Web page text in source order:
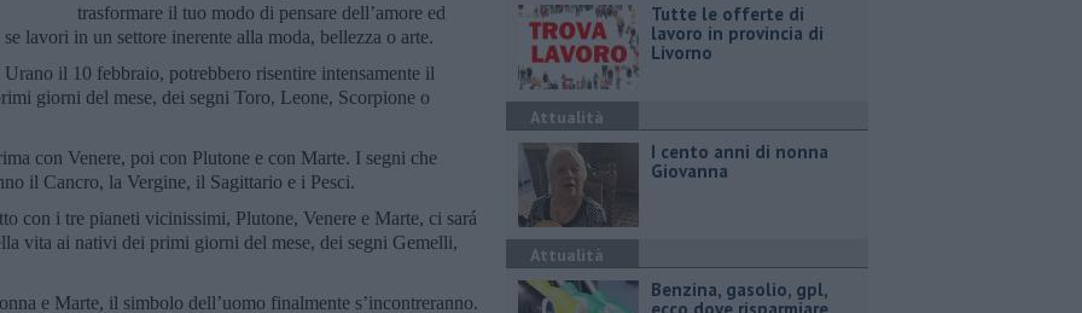
trasformare il tuo modo di pensare dell’amore ed
lavori in un settore inerente alla moda, bellezza o arte.
il 10 febbraio, potrebbero risentire intensamente il
giorni del mese, dei segni Toro, Leone, Scorpione o
con Venere, poi con Plutone e con Marte. I segni che
il Cancro, la Vergine, il Sagittario e i Pesci.
con i tre pianeti vicinissimi, Plutone, Venere e Marte, ci sará
vita ai nativi dei primi giorni del mese, dei segni Gemelli,
e Marte, il simbolo dell’uomo finalmente s’incontreranno.
​Tutte le offerte di
lavoro in provincia di
Livorno
Attualità
I cento anni di nonna
Giovanna
Attualità
​Benzina, gasolio, gpl,